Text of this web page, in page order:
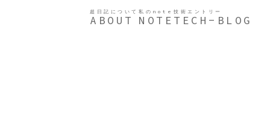
超日記について
ABOUT
私のnote
NOTE
技術エントリー
TECH-BLOG